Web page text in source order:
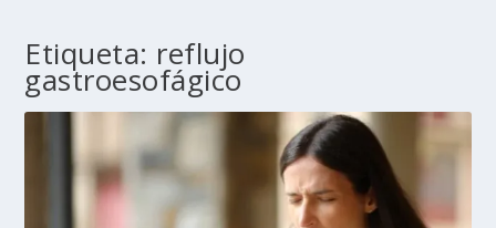
Etiqueta: reflujo
gastroesofágico